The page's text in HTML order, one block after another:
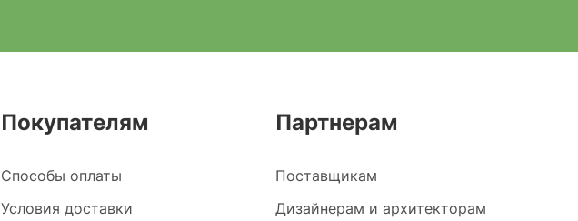
Покупателям
Способы оплаты
Условия доставки
Партнерам
Поставщикам
Дизайнерам и архитекторам